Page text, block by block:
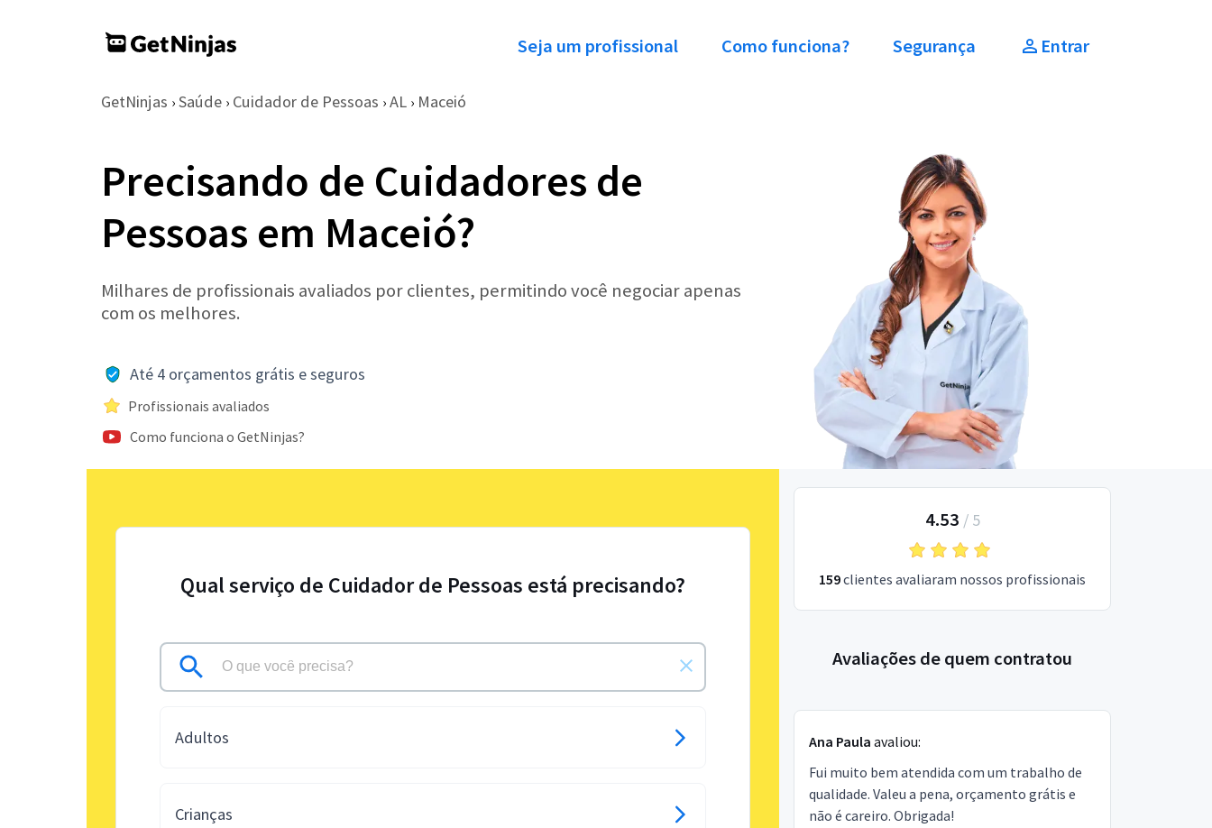
Seja um profissional Como funciona? Segurança Entrar
GetNinjas › Saúde › Cuidador de Pessoas › AL › Maceió
Precisando de Cuidadores de
Pessoas em Maceió?
Milhares de profissionais avaliados por clientes, permitindo você negociar apenas
com os melhores.
Até 4 orçamentos grátis e seguros
Profissionais avaliados
Como funciona o GetNinjas?
Qual serviço de Cuidador de Pessoas está precisando?
Adultos
Crianças
4.53 / 5
159clientes avaliaram nossos profissionais
Avaliações de quem contratou
Ana Paula avaliou:
Fui muito bem atendida com um trabalho de
qualidade. Valeu a pena, orçamento grátis e
não é careiro. Obrigada!